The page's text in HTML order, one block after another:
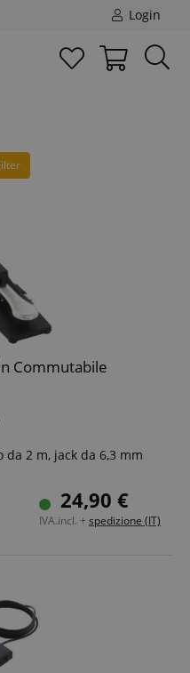
Login
Commutabile
2 m, jack da 6,3 mm
start-stop per
e pianoforti elettrici
24,90 €
IVA.incl. + spedizione (IT)